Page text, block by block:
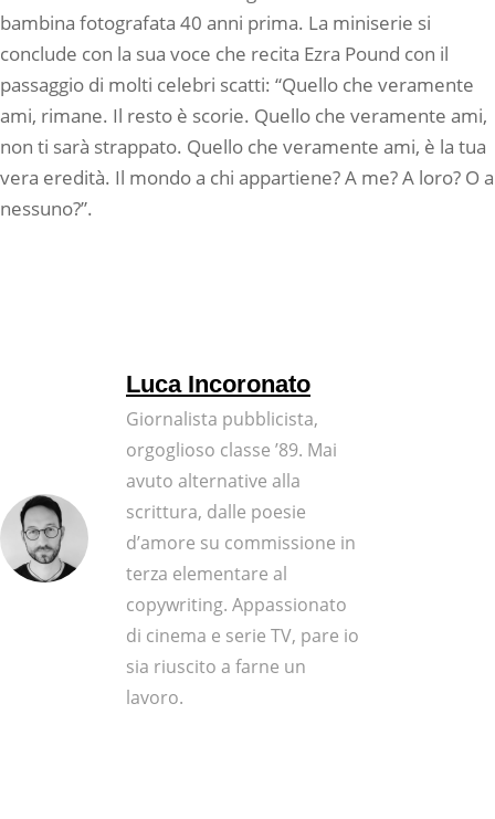
bambina fotografata 40 anni prima. La miniserie si
conclude con la sua voce che recita Ezra Pound con il
passaggio di molti celebri scatti: “Quello che veramente
ami, rimane. Il resto è scorie. Quello che veramente ami,
non ti sarà strappato. Quello che veramente ami, è la tua
vera eredità. Il mondo a chi appartiene? A me? A loro? O a
nessuno?”.
Luca Incoronato
Giornalista pubblicista,
orgoglioso classe ’89. Mai
avuto alternative alla
scrittura, dalle poesie
d’amore su commissione in
terza elementare al
copywriting. Appassionato
di cinema e serie TV, pare io
sia riuscito a farne un
lavoro.